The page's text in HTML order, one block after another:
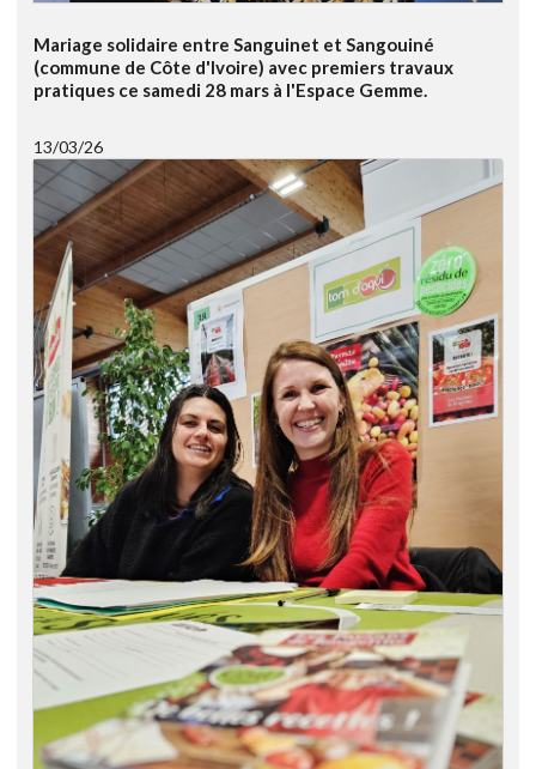
Mariage solidaire entre Sanguinet et Sangouiné
(commune de Côte d'Ivoire) avec premiers travaux
pratiques ce samedi 28 mars à l'Espace Gemme.
13/03/26